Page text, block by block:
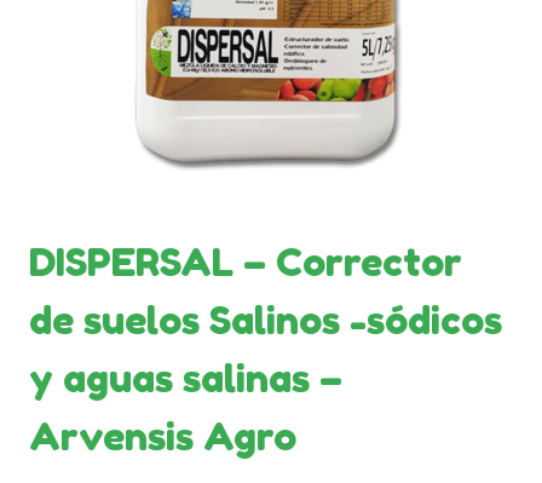
DISPERSAL – Corrector
de suelos Salinos -sódicos
y aguas salinas –
Arvensis Agro